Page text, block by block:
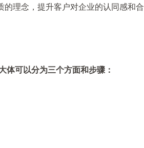
的理念，提升客户对企业的认同感和合
体可以分为三个方面和步骤：